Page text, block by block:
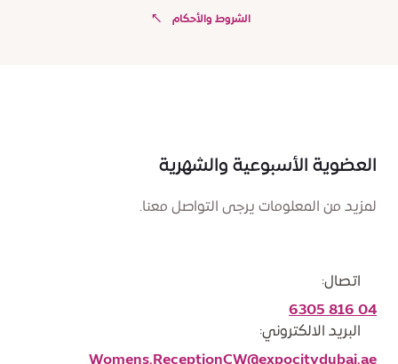
الشروط والأحكام
العضوية الأسبوعية والشهرية
لمزيد من المعلومات يرجى التواصل معنا.
اتصال:
04 816 6305
البريد الالكتروني:
Womens.ReceptionCW@expocitydubai.ae